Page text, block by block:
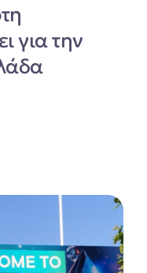
για την